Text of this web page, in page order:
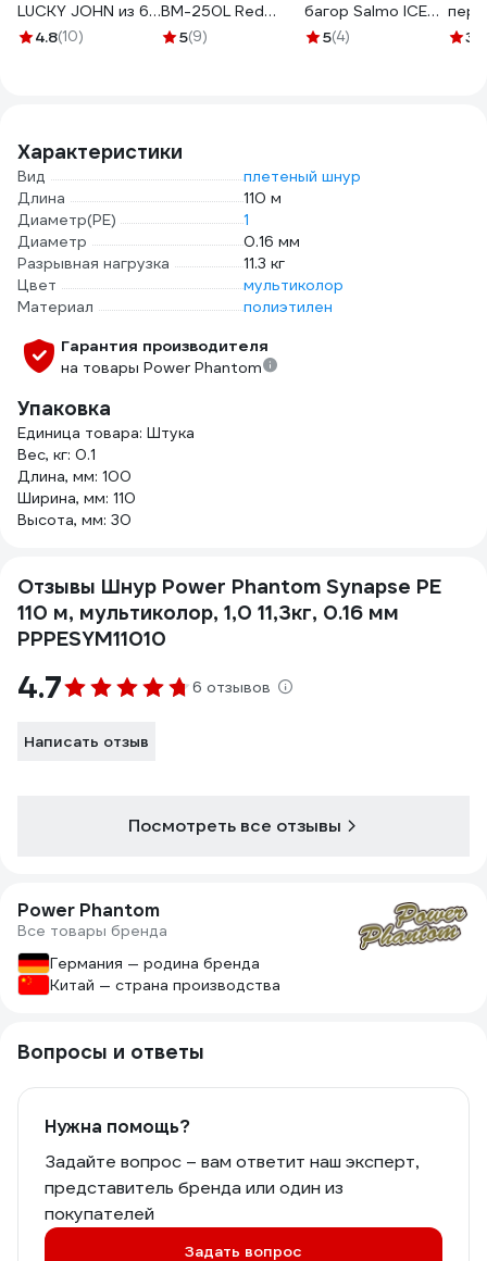
LUCKY JOHN из 6-
ти частей LJ2050
4.8(10)
BM-250L Red
Black 50х54х283
5(9)
багор Salmo ICE
GAFF 62 ZG-62
5(4) 3
Характеристики
Вид
плетеный шнур
Длина
110 м
Диаметр(PE)
1
Диаметр
0.16 мм
Разрывная нагрузка
11.3 кг
Цвет
мультиколор
Материал
полиэтилен
Гарантия производителя
на товары Power Phantom
Упаковка
Единица товара: Штука
Вес, кг: 0.1
Длина, мм: 100
Ширина, мм: 110
Высота, мм: 30
Отзывы Шнур Power Phantom Synapse PE
110 м, мультиколор, 1,0 11,3кг, 0.16 мм
PPPESYM11010
4.7 6 отзывов
Написать отзыв
Посмотреть все отзывы
Power Phantom
Все товары бренда
Германия — родина бренда
Китай — страна производства
Вопросы и ответы
Нужна помощь?
Задайте вопрос – вам ответит наш эксперт,
представитель бренда или один из
покупателей
Задать вопрос